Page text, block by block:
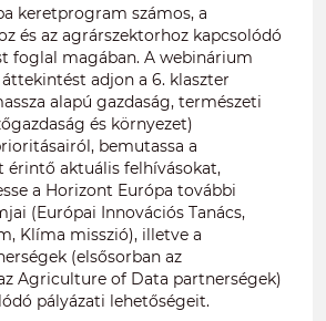
keretprogram számos, a
és az agrárszektorhoz kapcsolódó
foglal magában. A webinárium
adjon a 6. klaszter
alapú gazdaság, természeti
és környezet)
bemutassa a
érintő aktuális felhívásokat,
a Horizont Európa további
(Európai Innovációs Tanács,
Klíma misszió), illetve a
(elsősorban az
Agriculture of Data partnerségek)
pályázati lehetőségeit.